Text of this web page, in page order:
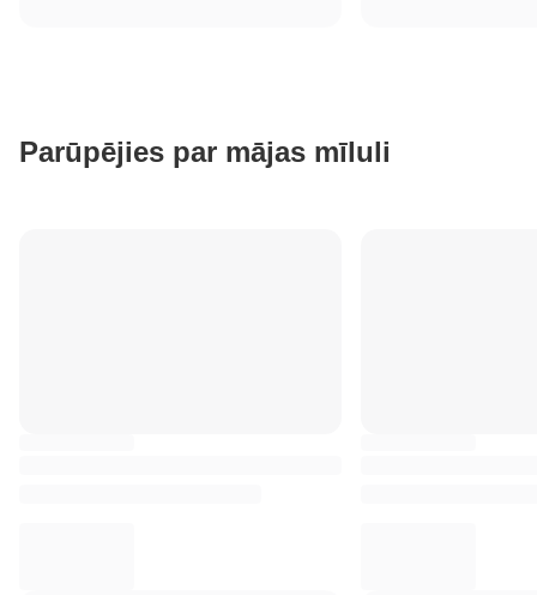
Parūpējies par mājas mīluli